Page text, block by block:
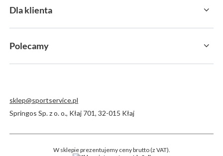
Dla klienta
Polecamy
sklep@sportservice.pl
Springos Sp. z o. o., Kłaj 701,32-015 Kłaj
W sklepie prezentujemy ceny brutto (z VAT).